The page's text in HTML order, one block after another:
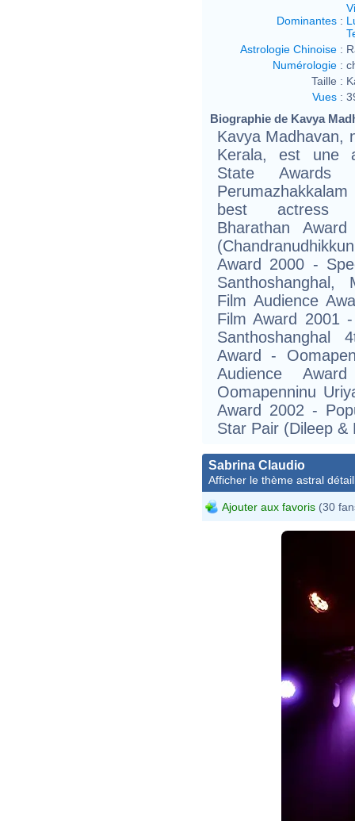
Dominantes :
Astrologie Chinoise :
Numérologie :
Taille :
Vues :
Biographie de Kavya
Kavya Madhavan,
Kerala, est une
State
best actress
Bharathan
Award 2000 -
Santhoshanghal,
Film Audience
Film Award 2001
Santhoshanghal
Award -
Audience
Oomapenninu
Award 2002 -
Star Pair (Dileep &
Sabrina Claudio
Afficher le thème astral
Ajouter aux favoris (30